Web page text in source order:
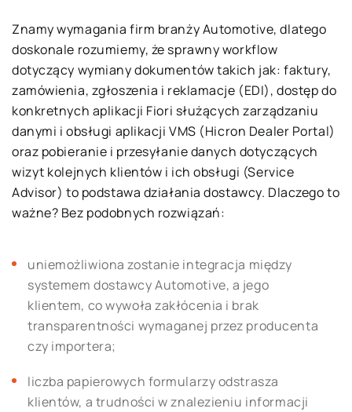
Znamy wymagania firm branży Automotive, dlatego
doskonale rozumiemy, że sprawny workflow
dotyczący wymiany dokumentów takich jak: faktury,
zamówienia, zgłoszenia i reklamacje (EDI), dostęp do
konkretnych aplikacji Fiori służących zarządzaniu
danymi i obsługi aplikacji VMS (Hicron Dealer Portal)
oraz pobieranie i przesyłanie danych dotyczących
wizyt kolejnych klientów i ich obsługi (Service
Advisor) to podstawa działania dostawcy. Dlaczego to
ważne? Bez podobnych rozwiązań:
uniemożliwiona zostanie integracja między
systemem dostawcy Automotive, a jego
klientem, co wywoła zakłócenia i brak
transparentności wymaganej przez producenta
czy importera;
liczba papierowych formularzy odstrasza
klientów, a trudności w znalezieniu informacji